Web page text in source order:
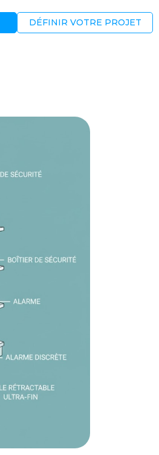
DÉFINIR VOTRE PROJET